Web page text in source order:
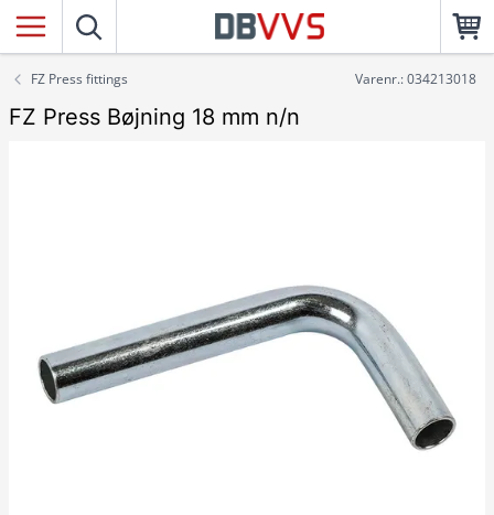
FZ Press fittings Varenr.: 034213018
FZ Press Bøjning 18 mm n/n